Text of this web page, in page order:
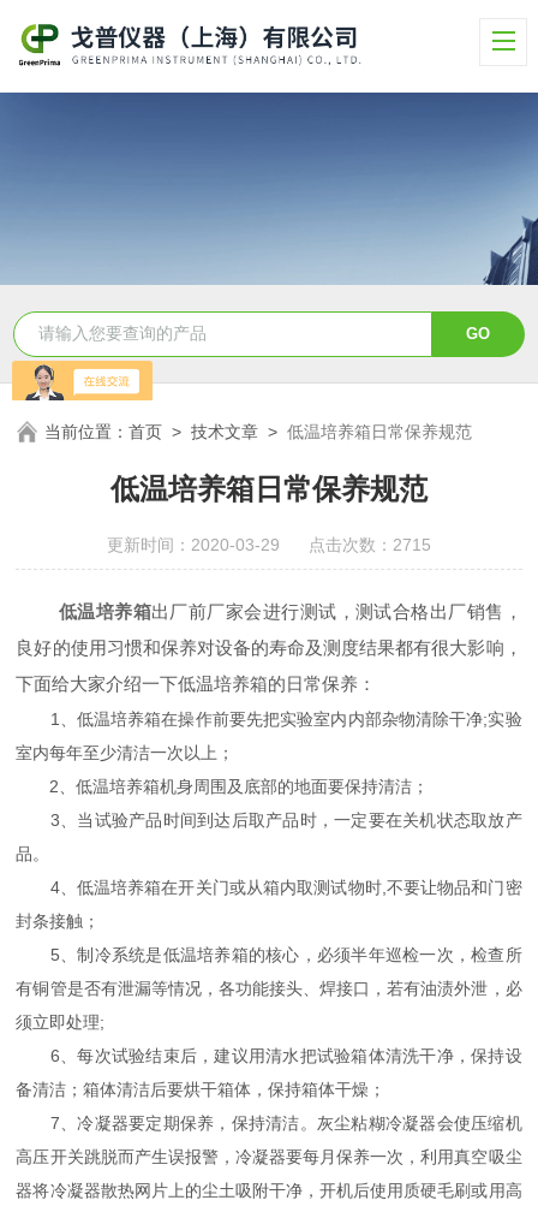
当前位置：首页 >技术文章 >低温培养箱日常保养规范
低温培养箱日常保养规范
更新时间：2020-03-29 点击次数：2715
低温培养箱出厂前厂家会进行测试，测试合格出厂销售，
良好的使用习惯和保养对设备的寿命及测度结果都有很大影响，
下面给大家介绍一下低温培养箱的日常保养：
1、低温培养箱在操作前要先把实验室内内部杂物清除干净;实验
室内每年至少清洁一次以上；
2、低温培养箱机身周围及底部的地面要保持清洁；
3、当试验产品时间到达后取产品时，一定要在关机状态取放产
品。
4、低温培养箱在开关门或从箱内取测试物时,不要让物品和门密
封条接触；
5、制冷系统是低温培养箱的核心，必须半年巡检一次，检查所
有铜管是否有泄漏等情况，各功能接头、焊接口，若有油渍外泄，必
须立即处理;
6、每次试验结束后，建议用清水把试验箱体清洗干净，保持设
备清洁；箱体清洁后要烘干箱体，保持箱体干燥；
7、冷凝器要定期保养，保持清洁。灰尘粘糊冷凝器会使压缩机
高压开关跳脱而产生误报警，冷凝器要每月保养一次，利用真空吸尘
器将冷凝器散热网片上的尘土吸附干净，开机后使用质硬毛刷或用高